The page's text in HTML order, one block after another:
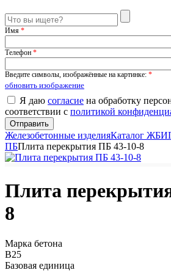
Имя *
Телефон *
Введите символы, изображённые на картинке: *
обновить изображение
Я даю согласие на обработку
соответствии с политикой
Железобетонные изделияКаталог ЖБИ
ПБПлита перекрытия ПБ 43-10-8
Плита
8
Марка бетона
B25
Базовая единица